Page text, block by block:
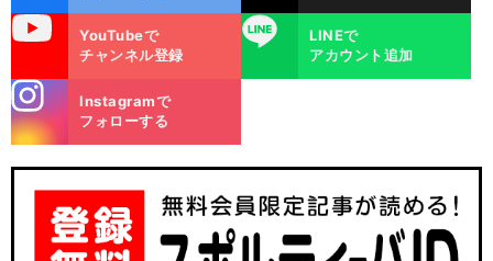
YouTubeで
チャンネル登録
LINE
LINEで
アカウント追加
m
Instagramで
フォローする